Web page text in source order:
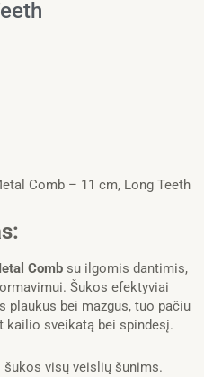
Comb – 11 cm, Long Teeth
Comb su ilgomis dantimis,
Šukos efektyviai
plaukus bei mazgus, tuo pačiu
kailio sveikatą bei spindesį.
visų veislių šunims.